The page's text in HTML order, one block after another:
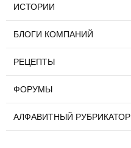
ИСТОРИИ
БЛОГИ КОМПАНИЙ
РЕЦЕПТЫ
ФОРУМЫ
АЛФАВИТНЫЙ РУБРИКАТОР